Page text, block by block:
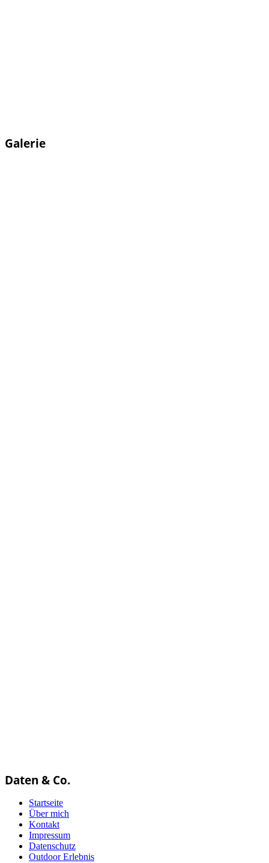
Galerie
Daten & Co.
Startseite
Über mich
Kontakt
Impressum
Datenschutz
Outdoor Erlebnis